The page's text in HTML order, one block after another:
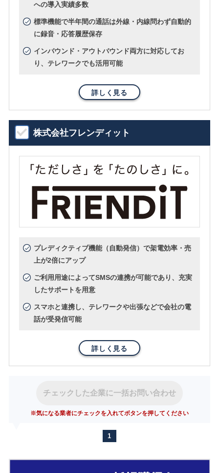
への導入実績多数
標準機能で半年間の通話は外線・内線問わず自動的
に録音・応答履歴保存
インバウンド・アウトバウンド両方に対応してお
り、テレワークでも活用可能
詳しく見る
株式会社フレンディット
プレディクティブ機能（自動発信）で架電効率・売
上が2倍にアップ
ご利用用途によってSMSの連携が可能であり、充実
したサポートを用意
スマホと連携し、テレワークや出張などで会社の電
話が受発信可能
詳しく見る
チェックした企業に一括お問い合わせ
※気になる業者にチェックを入れてボタンを押してください
1